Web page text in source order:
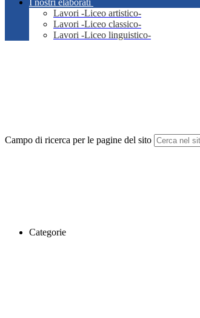
I nostri elaborati
Lavori -Liceo artistico-
Lavori -Liceo classico-
Lavori -Liceo linguistico-
Campo di ricerca per le pagine del sito
Categorie